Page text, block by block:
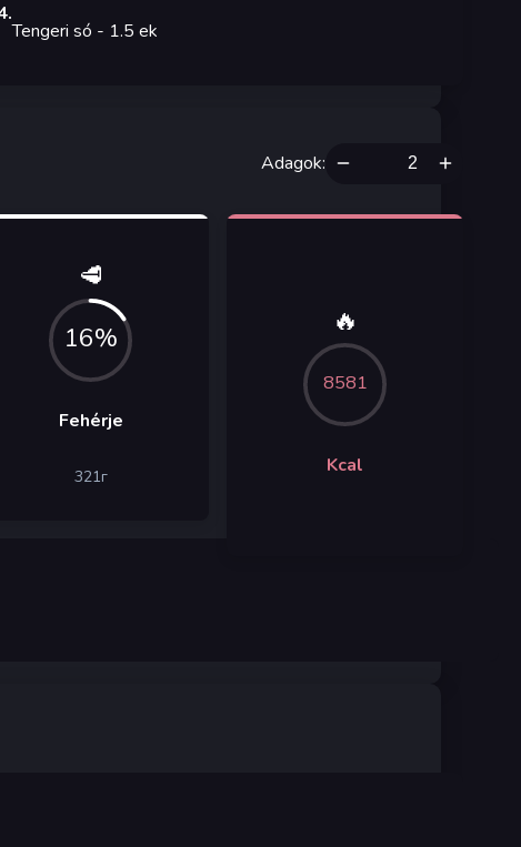
.
Tengeri só - 1.5 ek
Adagok:
🥩
16%
Fehérje
321г
🔥
8581
Kcal